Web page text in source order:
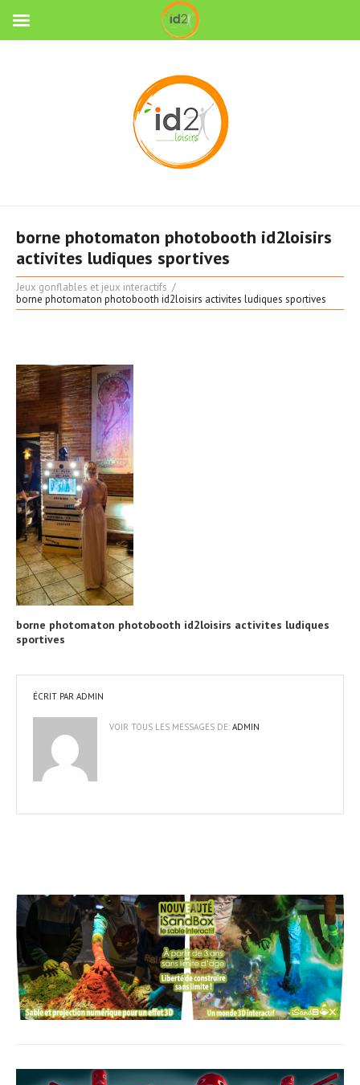
borne photomaton photobooth id2loisirs
activites ludiques sportives
Jeux gonflables et jeux interactifs
borne photomaton photobooth id2loisirs activites ludiques sportives
borne photomaton photobooth id2loisirs activites ludiques
sportives
ÉCRIT PAR ADMIN
VOIR TOUS LES MESSAGES DE: ADMIN